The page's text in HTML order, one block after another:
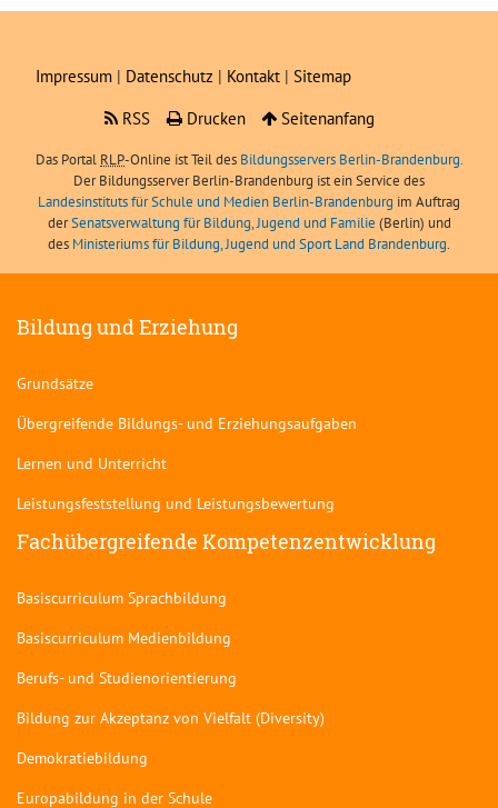
Impressum | Datenschutz | Kontakt | Sitemap
RSS
Drucken Seitenanfang
Das Portal RLP-Online ist Teil des Bildungsservers Berlin-Brandenburg.
Der Bildungsserver Berlin-Brandenburg ist ein Service des
Landesinstituts für Schule und Medien Berlin-Brandenburg im Auftrag
derSenatsverwaltung für Bildung, Jugend und Familie (Berlin) und
des Ministeriums für Bildung, Jugend und Sport Land Brandenburg.
Bildung und Erziehung
Grundsätze
Übergreifende Bildungs- und Erziehungsaufgaben
Lernen und Unterricht
Leistungsfeststellung und Leistungsbewertung
Fachübergreifende Kompetenzentwicklung
Basiscurriculum Sprachbildung
Basiscurriculum Medienbildung
Berufs- und Studienorientierung
Bildung zur Akzeptanz von Vielfalt (Diversity)
Demokratiebildung
Europabildung in der Schule